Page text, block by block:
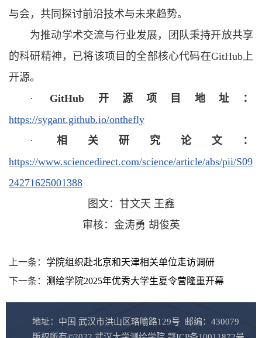
与会，共同探讨前沿技术与未来趋势。
为推动学术交流与行业发展，团队秉持开放共享
的科研精神，已将该项目的全部核心代码在GitHub上
开源。
· GitHub开源项目地址：
https://sygant.github.io/onthefly
· 相关研究论文：
https://www.sciencedirect.com/science/article/abs/pii/S09
24271625001388
图文：甘文天 王鑫
审核：金涛勇 胡俊英
上一条： 学院组织赴北京和天津相关单位走访调研
下一条： 测绘学院2025年优秀大学生夏令营隆重开幕
地址：中国 武汉市洪山区珞喻路129号 邮编：430079